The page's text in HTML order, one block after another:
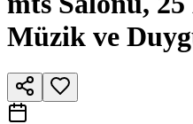
Müzik ve